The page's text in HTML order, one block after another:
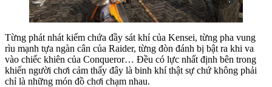
Từng phát nhát kiếm chứa đầy sát khí của Kensei, từng pha vung
rìu mạnh tựa ngàn cân của Raider, từng đòn đánh bị bật ra khi va
vào chiếc khiên của Conqueror… Đều có lực nhất định bên trong
khiến người chơi cảm thấy đây là binh khí thật sự chứ không phải
chỉ là những món đồ chơi chạm nhau.